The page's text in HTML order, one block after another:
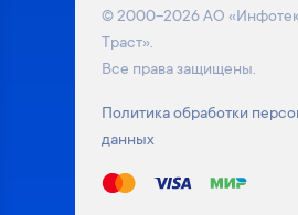
© 2000–2026 АО
Траст».
Все права защищены.
Политика обработки
данных